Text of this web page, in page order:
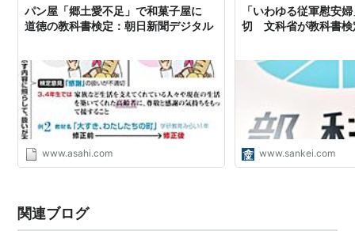
パン屋「郷土愛不足」で和菓子屋に
道徳の教科書検定：朝日新聞デジタル
www.asahi.com
「いわゆる従軍慰安
切 文科省が教科書検
www.sankei.com
関連ブログ